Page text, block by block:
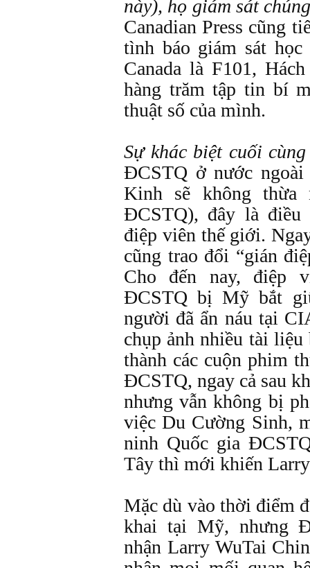
này), họ giám sát
Canadian Press cũng
tình báo giám sát
Canada là F101,
hàng trăm tập tin bí
thuật số của mình.
Sự khác biệt cuối cùng
ĐCSTQ ở nước
Kinh sẽ không thừa
ĐCSTQ), đây là
điệp viên thế giới.
cũng trao đổi “gián
Cho đến nay, điệp
ĐCSTQ bị Mỹ bắt
người đã ẩn náu tại
chụp ảnh nhiều tài
thành các cuộn phim
ĐCSTQ, ngay cả sau
nhưng vẫn không bị
việc Du Cường Sinh,
ninh Quốc gia
Tây thì mới khiến
Mặc dù vào thời điểm
khai tại Mỹ, nhưng
nhận Larry WuTai